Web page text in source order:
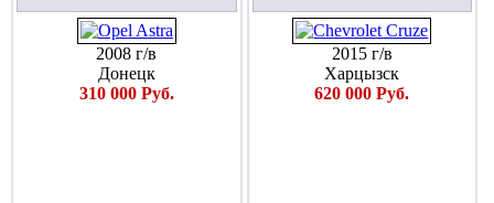
2008 г/в
Донецк
310 000 Руб.
2015 г/в
Харцызск
620 000 Руб.